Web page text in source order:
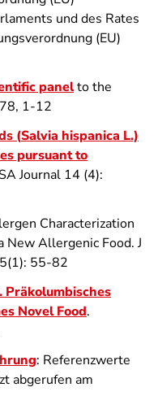
und des Rates
(EU)
panelto the
1-12
(Salvia hispanica L.)
pursuant to
Journal 14 (4):
Characterization
New Allergenic Food. J
55-82
Präkolumbisches
Novel Food.
: Referenzwerte
abgerufen am